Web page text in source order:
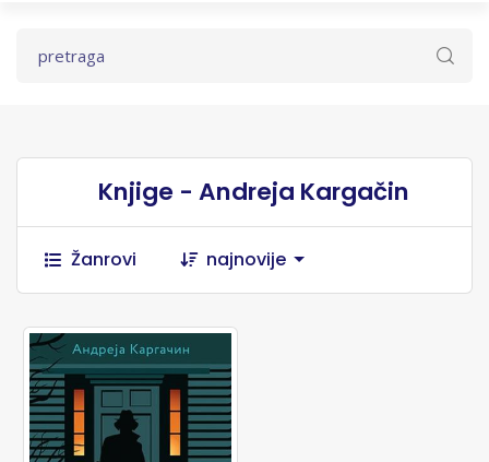
Knjige - Andreja Kargačin
Žanrovi najnovije